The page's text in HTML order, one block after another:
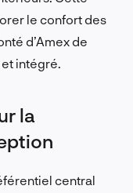
le confort des
d’Amex de
intégré.
la
central